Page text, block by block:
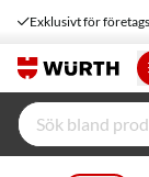
Exklusivt för